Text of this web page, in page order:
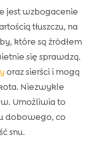
jest wzbogacenie
tłuszczu, na
które są źródłem
się sprawdzą.
oraz sierści i mogą
Niezwykle
Umożliwia to
dobowego, co
snu.